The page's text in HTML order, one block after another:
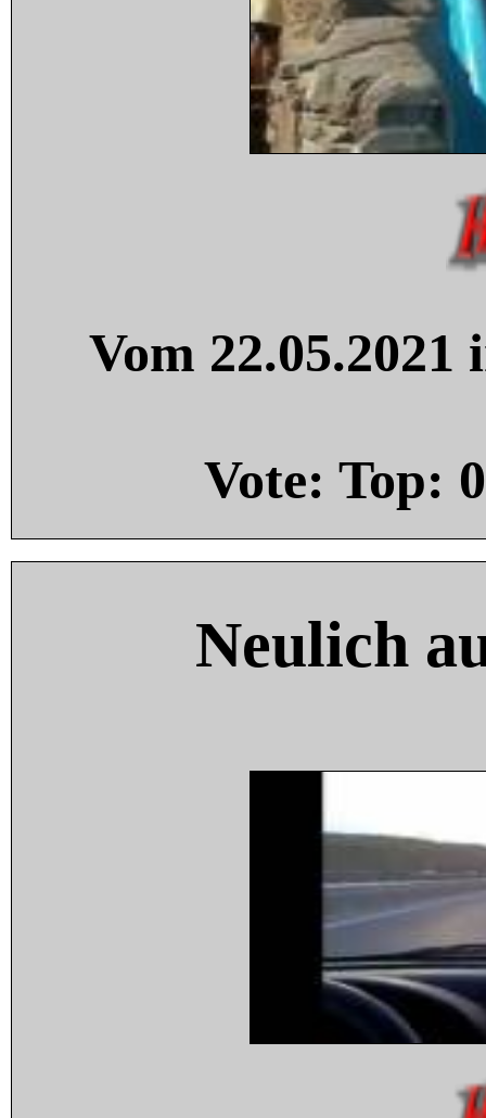
Vom
Vote: Top: 0
Neulich